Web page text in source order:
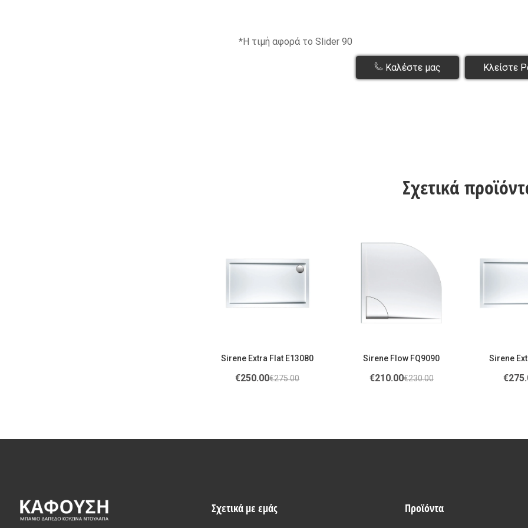
*Η τιμή αφορά το Slider 90
Καλέστε μας Κλείστε
Σχετικά
Sirene Extra Flat E13080
€275.00
€250.00
Sirene Flow FQ9090
€230.00
€210.00
Sirene
€
Σχετικά με εμάς Προϊόντα